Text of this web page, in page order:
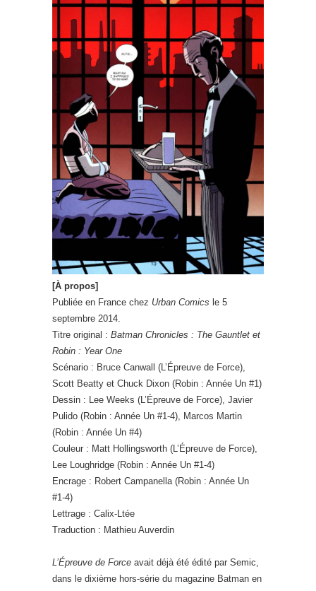
[À propos]
Publiée en France chez Urban Comics le 5
septembre 2014.
Titre original : Batman Chronicles : The Gauntlet et
Robin : Year One
Scénario : Bruce Canwall (L’Épreuve de Force),
Scott Beatty et Chuck Dixon (Robin : Année Un #1)
Dessin : Lee Weeks (L’Épreuve de Force), Javier
Pulido (Robin : Année Un #1-4), Marcos Martin
(Robin : Année Un #4)
Couleur : Matt Hollingsworth (L’Épreuve de Force),
Lee Loughridge (Robin : Année Un #1-4)
Encrage : Robert Campanella (Robin : Année Un
#1-4)
Lettrage : Calix-Ltée
Traduction : Mathieu Auverdin
L’Épreuve de Force avait déjà été édité par Semic,
dans le dixième hors-série du magazine Batman en